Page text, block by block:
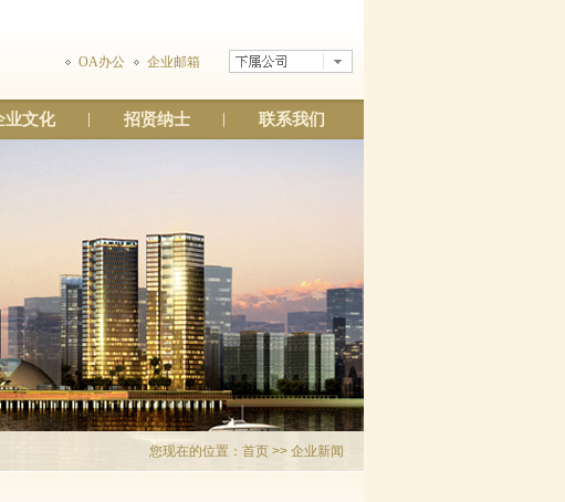
OA办公 企业邮箱
业文化 招贤纳士 联系我们
您现在的位置： 首页 >> 企业新闻